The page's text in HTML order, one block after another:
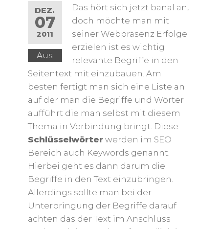
DEZ.
07
2011
Aus
Das hört sich jetzt banal an,
doch möchte man mit
seiner Webpräsenz Erfolge
erzielen ist es wichtig
relevante Begriffe in den
Seitentext mit einzubauen. Am
besten fertigt man sich eine Liste an
auf der man die Begriffe und Wörter
aufführt die man selbst mit diesem
Thema in Verbindung bringt. Diese
Schlüsselwörter werden im SEO
Bereich auch Keywords genannt.
Hierbei geht es dann darum die
Begriffe in den Text einzubringen.
Allerdings sollte man bei der
Unterbringung der Begriffe darauf
achten das der Text im Anschluss